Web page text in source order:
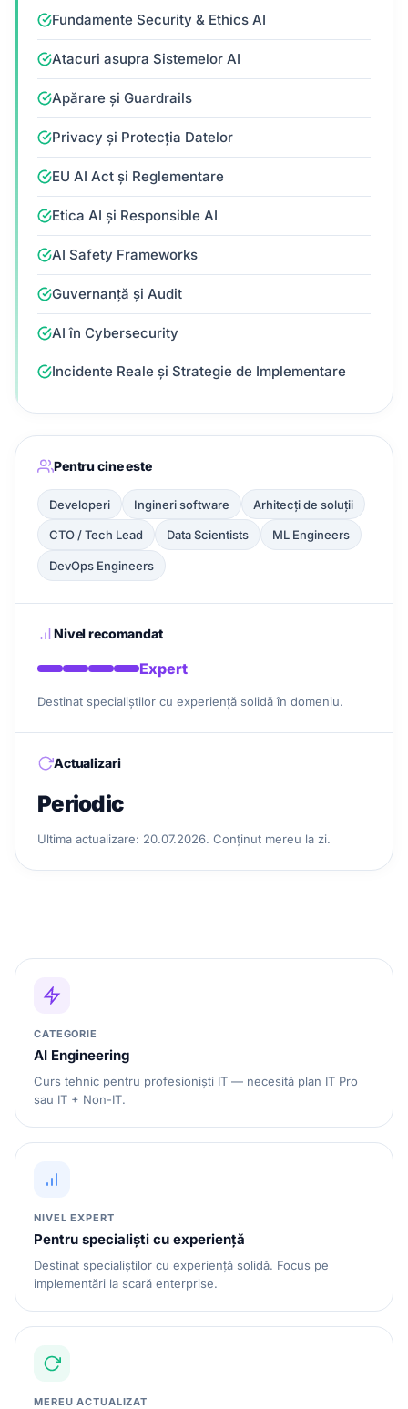
Fundamente Security & Ethics AI
Atacuri asupra Sistemelor AI
Apărare și Guardrails
Privacy și Protecția Datelor
EU AI Act și Reglementare
Etica AI și Responsible AI
AI Safety Frameworks
Guvernanță și Audit
AI în Cybersecurity
Incidente Reale și Strategie de Implementare
Pentru cine este
Developeri Ingineri software Arhitecți de soluții
CTO / Tech Lead Data Scientists ML Engineers
DevOps Engineers
Nivel recomandat
Expert
Destinat specialiștilor cu experiență solidă în domeniu.
Actualizari
Periodic
Ultima actualizare: 20.07.2026. Conținut mereu la zi.
CATEGORIE
AI Engineering
Curs tehnic pentru profesioniști IT — necesită plan IT Pro
sau IT + Non-IT.
NIVEL EXPERT
Pentru specialiști cu experiență
Destinat specialiștilor cu experiență solidă. Focus pe
implementări la scară enterprise.
MEREU ACTUALIZAT